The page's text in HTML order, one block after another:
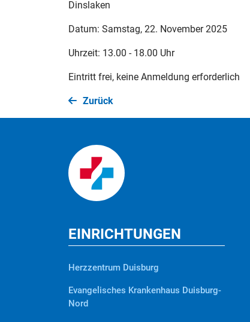
Dinslaken
Datum: Samstag, 22. November 2025
Uhrzeit: 13.00 - 18.00 Uhr
Eintritt frei, keine Anmeldung erforderlich
Zurück
EINRICHTUNGEN
Herzzentrum Duisburg
Evangelisches Krankenhaus Duisburg-
Nord